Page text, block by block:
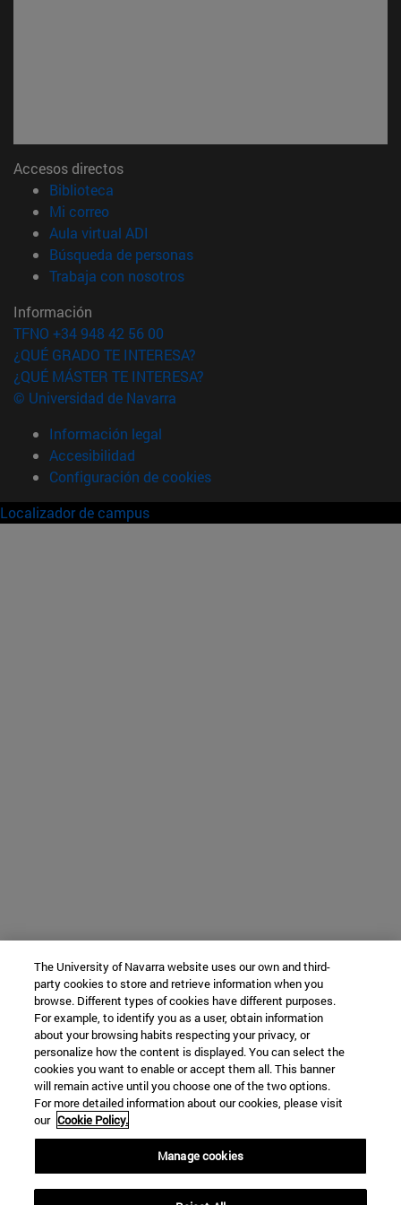
Accesos directos
Biblioteca
Mi correo(abre en nueva ventana)
Aula virtual ADI
Búsqueda de personas(abre en nueva ventana)
Trabaja con nosotros(abre en nueva ventana)
Información
TFNO +34 948 42 56 00
¿QUÉ GRADO TE INTERESA?
¿QUÉ MÁSTER TE INTERESA?
© Universidad de Navarra
Información legal
Accesibilidad
Configuración de cookies
Localizador de campus
The University of Navarra website uses our own and third-
party cookies to store and retrieve information when you
browse. Different types of cookies have different purposes.
For example, to identify you as a user, obtain information
about your browsing habits respecting your privacy, or
personalize how the content is displayed. You can select the
cookies you want to enable or accept them all. This banner
will remain active until you choose one of the two options.
For more detailed information about our cookies, please visit
our Cookie Policy.
Manage cookies